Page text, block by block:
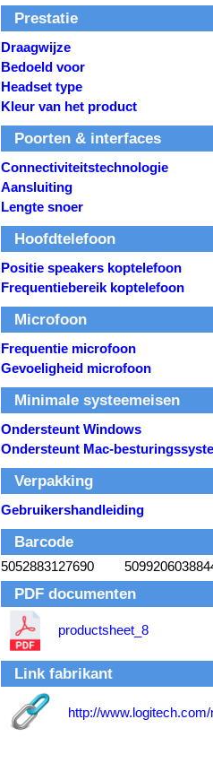
Prestatie
Draagwijze
Bedoeld voor
Headset type
Kleur van het product
Poorten & interfaces
Connectiviteitstechnologie
Aansluiting
Lengte snoer
Hoofdtelefoon
Positie speakers koptelefoon
Frequentiebereik koptelefoon
Microfoon
Frequentie microfoon
Gevoeligheid microfoon
Minimale systeemeisen
Ondersteunt Windows
Ondersteunt Mac-
Verpakking
Gebruikershandleiding
Barcode
5052883127690
PDF documenten
productsheet_8
Link fabrikant
http://